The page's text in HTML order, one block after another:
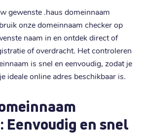
gewenste .haus domeinnaam
onze domeinnaam checker op
naam in en ontdek direct of
of overdracht. Het controleren
is snel en eenvoudig, zodat je
ideale online adres beschikbaar is.
Eenvoudig en snel